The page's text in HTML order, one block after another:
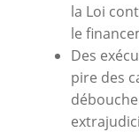
la Loi
le
Des
pire des